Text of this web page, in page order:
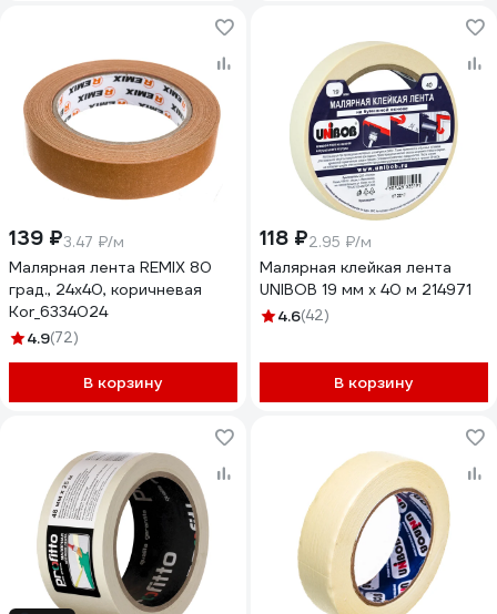
139 ₽3.47 ₽/м
Малярная лента REMIX 80
град., 24x40, коричневая
Kor_6334024
4.9(72)
В корзину
118 ₽2.95 ₽/м
Малярная клейкая лента
UNIBOB 19 мм х 40 м 214971
4.6(42)
В корзину